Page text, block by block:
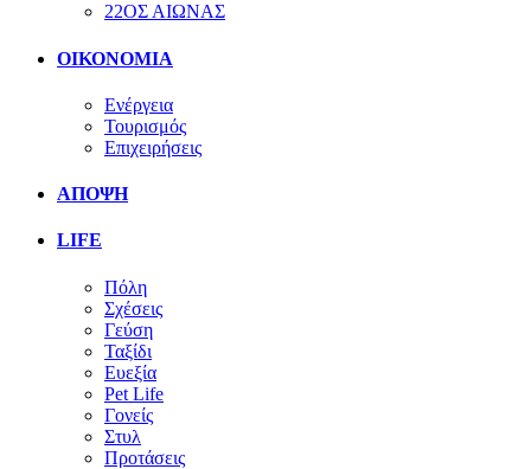
22ΟΣ ΑΙΩΝΑΣ
ΟΙΚΟΝΟΜΙΑ
Ενέργεια
Τουρισμός
Επιχειρήσεις
ΑΠΟΨΗ
LIFE
Πόλη
Σχέσεις
Γεύση
Ταξίδι
Ευεξία
Pet Life
Γονείς
Στυλ
Προτάσεις